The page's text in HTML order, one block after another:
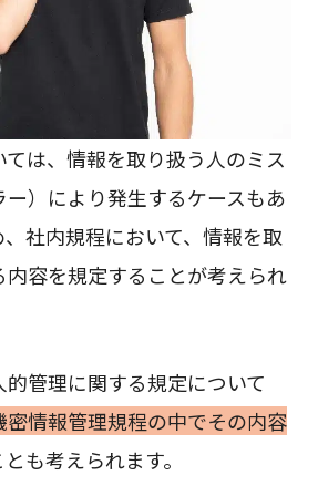
は、情報を取り扱う人のミス
ー）により発生するケースもあ
社内規程において、情報を取
内容を規定することが考えられ
管理に関する規定について
密情報管理規程の中でその内容
とも考えられます。